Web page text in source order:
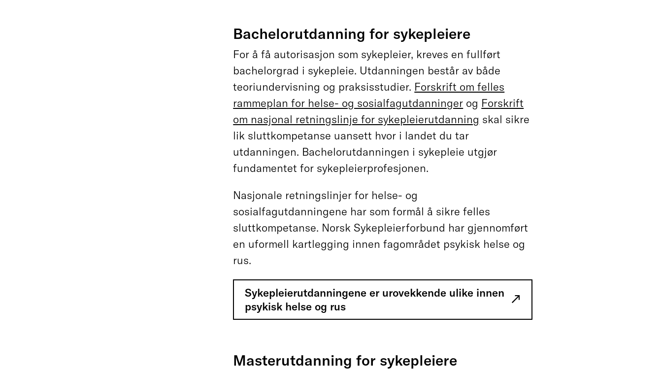
Bachelorutdanning for sykepleiere
For å få autorisasjon som sykepleier, kreves en fullført
bachelorgrad i sykepleie. Utdanningen består av både
teoriundervisning og praksisstudier. Forskrift om felles
rammeplan for helse- og sosialfagutdanninger og Forskrift
om nasjonal retningslinje for sykepleierutdanning skal sikre
lik sluttkompetanse uansett hvor i landet du tar
utdanningen. Bachelorutdanningen i sykepleie utgjør
fundamentet for sykepleierprofesjonen.
Nasjonale retningslinjer for helse- og
sosialfagutdanningene har som formål å sikre felles
sluttkompetanse. Norsk Sykepleierforbund har gjennomført
en uformell kartlegging innen fagområdet psykisk helse og
rus.
Sykepleierutdanningene er urovekkende ulike innen
psykisk helse og rus
Masterutdanning for sykepleiere